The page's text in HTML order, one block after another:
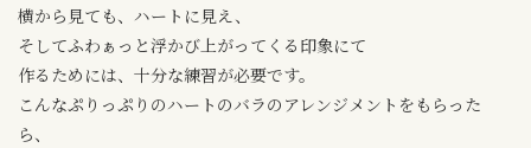
横から見ても、ハートに見え、
そしてふわぁっと浮かび上がってくる印象にて
作るためには、十分な練習が必要です。
こんなぷりっぷりのハートのバラのアレンジメントをもらった
ら、